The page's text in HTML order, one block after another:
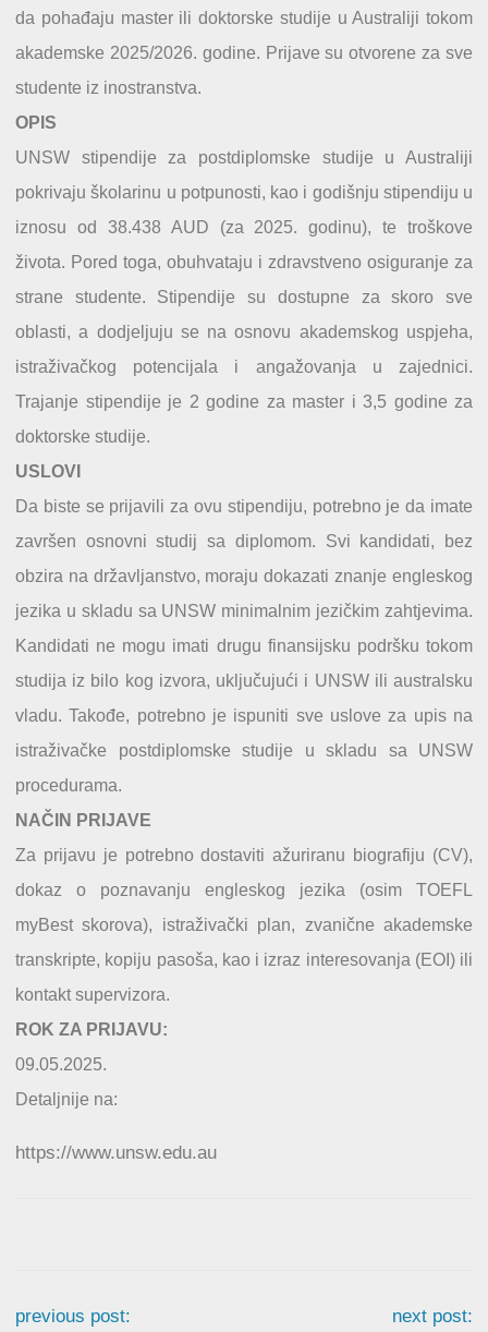
da pohađaju master ili doktorske studije u Australiji tokom
akademske 2025/2026. godine. Prijave su otvorene za sve
studente iz inostranstva.
OPIS
UNSW stipendije za postdiplomske studije u Australiji
pokrivaju školarinu u potpunosti, kao i godišnju stipendiju u
iznosu od 38.438 AUD (za 2025. godinu), te troškove
života. Pored toga, obuhvataju i zdravstveno osiguranje za
strane studente. Stipendije su dostupne za skoro sve
oblasti, a dodjeljuju se na osnovu akademskog uspjeha,
istraživačkog potencijala i angažovanja u zajednici.
Trajanje stipendije je 2 godine za master i 3,5 godine za
doktorske studije.
USLOVI
Da biste se prijavili za ovu stipendiju, potrebno je da imate
završen osnovni studij sa diplomom. Svi kandidati, bez
obzira na državljanstvo, moraju dokazati znanje engleskog
jezika u skladu sa UNSW minimalnim jezičkim zahtjevima.
Kandidati ne mogu imati drugu finansijsku podršku tokom
studija iz bilo kog izvora, uključujući i UNSW ili australsku
vladu. Takođe, potrebno je ispuniti sve uslove za upis na
istraživačke postdiplomske studije u skladu sa UNSW
procedurama.
NAČIN PRIJAVE
Za prijavu je potrebno dostaviti ažuriranu biografiju (CV),
dokaz o poznavanju engleskog jezika (osim TOEFL
myBest skorova), istraživački plan, zvanične akademske
transkripte, kopiju pasoša, kao i izraz interesovanja (EOI) ili
kontakt supervizora.
ROK ZA PRIJAVU:
09.05.2025.
Detaljnije na:
https://www.unsw.edu.au
previous post: next post: